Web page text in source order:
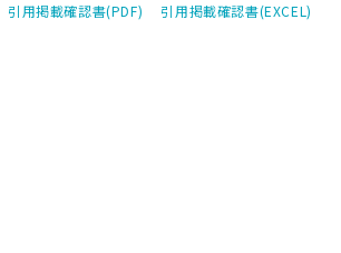
引用掲載確認書(PDF) 引用掲載確認書(EXCEL)